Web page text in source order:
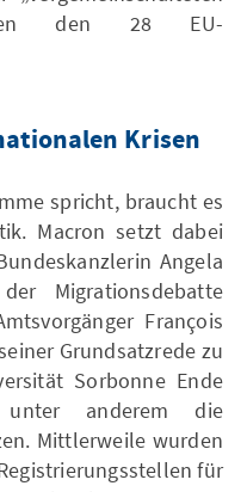
den 28 EU-
Krisen
spricht, braucht es
Macron setzt dabei
Angela
Migrationsdebatte
François
Grundsatzrede zu
Sorbonne Ende
anderem die
Mittlerweile wurden
für